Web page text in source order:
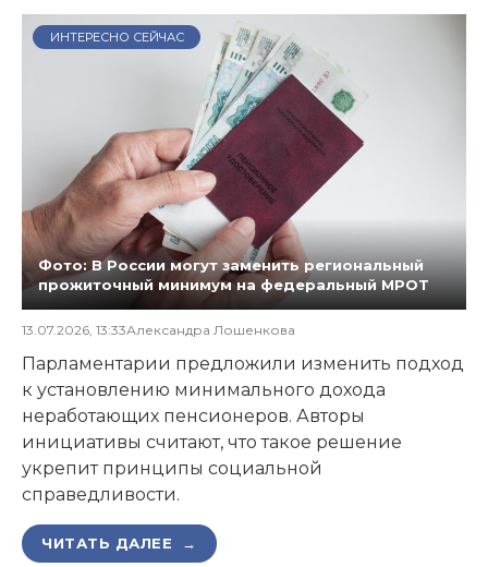
ИНТЕРЕСНО СЕЙЧАС
Фото: В России могут заменить региональный
прожиточный минимум на федеральный МРОТ
13.07.2026, 13:33Александра Лошенкова
Парламентарии предложили изменить подход
к установлению минимального дохода
неработающих пенсионеров. Авторы
инициативы считают, что такое решение
укрепит принципы социальной
справедливости.
ЧИТАТЬ ДАЛЕЕ →